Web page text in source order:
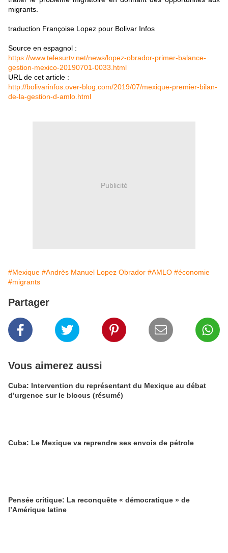
migrants.
traduction Françoise Lopez pour Bolivar Infos
Source en espagnol :
https://www.telesurtv.net/news/lopez-obrador-primer-balance-
gestion-mexico-20190701-0033.html
URL de cet article :
http://bolivarinfos.over-blog.com/2019/07/mexique-premier-bilan-
de-la-gestion-d-amlo.html
Publicité
#Mexique #Andrès Manuel Lopez Obrador #AMLO #économie
#migrants
Partager
Vous aimerez aussi
Cuba: Intervention du représentant du Mexique au débat
d’urgence sur le blocus (résumé)
Cuba: Le Mexique va reprendre ses envois de pétrole
Pensée critique: La reconquête « démocratique » de
l’Amérique latine